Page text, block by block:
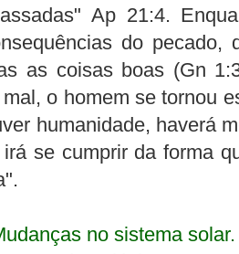
Ap 21:4.
do pecado,
as coisas boas (Gn
o homem se tornou
humanidade, haverá
se cumprir da forma
no sistema